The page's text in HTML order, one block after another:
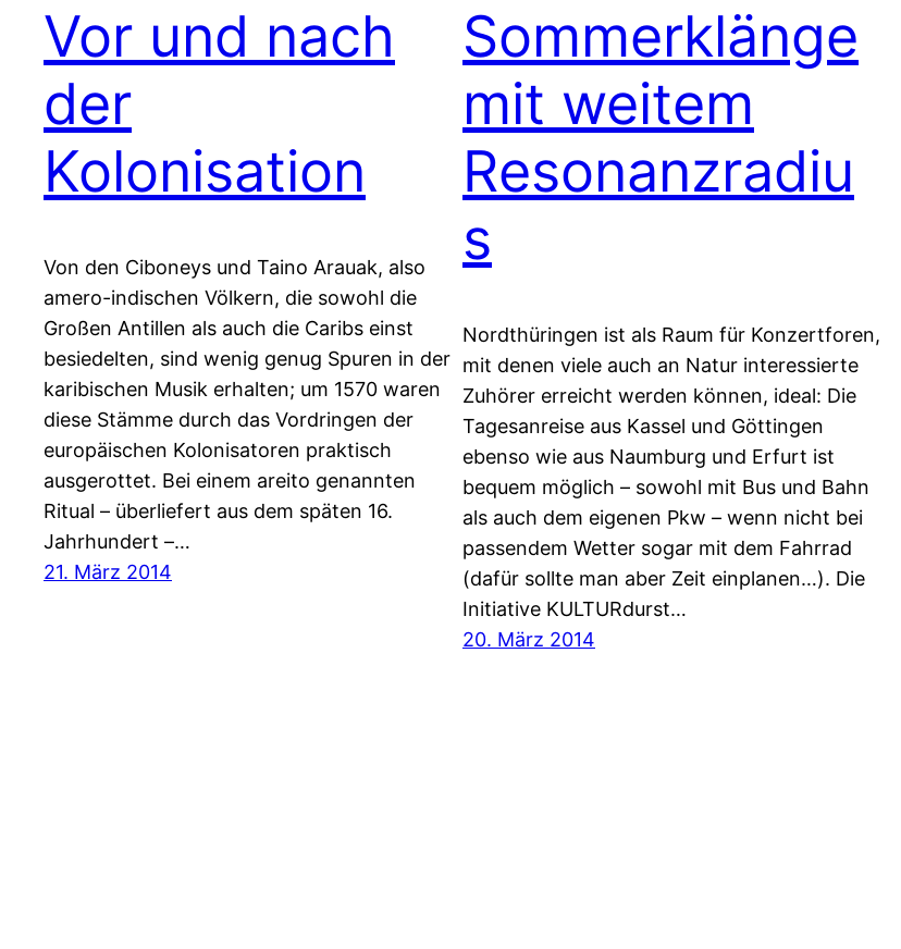
Vor und nach
der
Kolonisation
Von den Ciboneys und Taino Arauak, also
amero-indischen Völkern, die sowohl die
Großen Antillen als auch die Caribs einst
besiedelten, sind wenig genug Spuren in der
karibischen Musik erhalten; um 1570 waren
diese Stämme durch das Vordringen der
europäischen Kolonisatoren praktisch
ausgerottet. Bei einem areito genannten
Ritual – überliefert aus dem späten 16.
Jahrhundert –…
21. März 2014
Sommerklänge
mit weitem
Resonanzradiu
s
Nordthüringen ist als Raum für Konzertforen,
mit denen viele auch an Natur interessierte
Zuhörer erreicht werden können, ideal: Die
Tagesanreise aus Kassel und Göttingen
ebenso wie aus Naumburg und Erfurt ist
bequem möglich – sowohl mit Bus und Bahn
als auch dem eigenen Pkw – wenn nicht bei
passendem Wetter sogar mit dem Fahrrad
(dafür sollte man aber Zeit einplanen…). Die
Initiative KULTURdurst…
20. März 2014